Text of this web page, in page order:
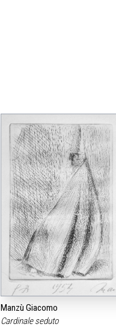
Manzù Giacomo
Cardinale seduto